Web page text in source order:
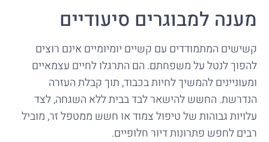
מענה למבוגרים סיעודיים
קשישים המתמודדים עם קשיים יומיומיים אינם רוצים
להפוך לנטל על משפחתם. הם התרגלו לחיים עצמאיים
ומעוניינים להמשיך לחיות בכבוד, תוך קבלת העזרה
הנדרשת. החשש להישאר לבד בבית ללא השגחה, לצד
עלויות גבוהות של טיפול צמוד או חשש ממטפל זר, מוביל
רבים לחפש פתרונות דיור חלופיים.